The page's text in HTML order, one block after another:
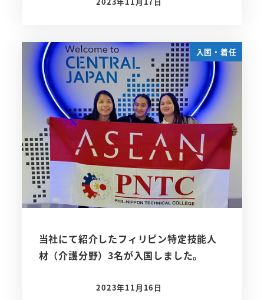
投稿日
入国・着任
当社にて紹介したフィリピン特定技能人
材（介護分野）3名が入国しました。
投稿日
2023年11月16日